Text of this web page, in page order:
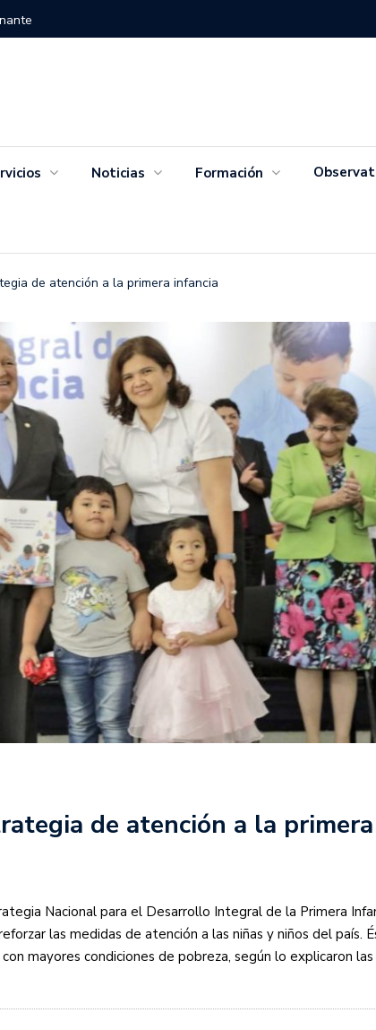
Noticias Formación
de atención a la primera infancia
de atención a la primera
Nacional para el Desarrollo Integral de la Primera
las medidas de atención a las niñas y niños del país.
mayores condiciones de pobreza, según lo explicaron las